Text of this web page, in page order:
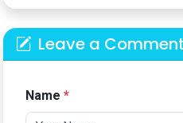
Leave a Comment
Name *